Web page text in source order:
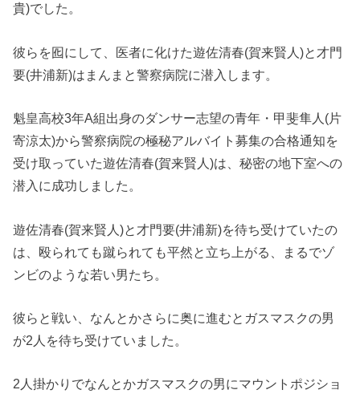
貴)でした。
彼らを囮にして、医者に化けた遊佐清春(賀来賢人)と才門
要(井浦新)はまんまと警察病院に潜入します。
魁皇高校3年A組出身のダンサー志望の青年・甲斐隼人(片
寄涼太)から警察病院の極秘アルバイト募集の合格通知を
受け取っていた遊佐清春(賀来賢人)は、秘密の地下室への
潜入に成功しました。
遊佐清春(賀来賢人)と才門要(井浦新)を待ち受けていたの
は、殴られても蹴られても平然と立ち上がる、まるでゾ
ンビのような若い男たち。
彼らと戦い、なんとかさらに奥に進むとガスマスクの男
が2人を待ち受けていました。
2人掛かりでなんとかガスマスクの男にマウントポジショ